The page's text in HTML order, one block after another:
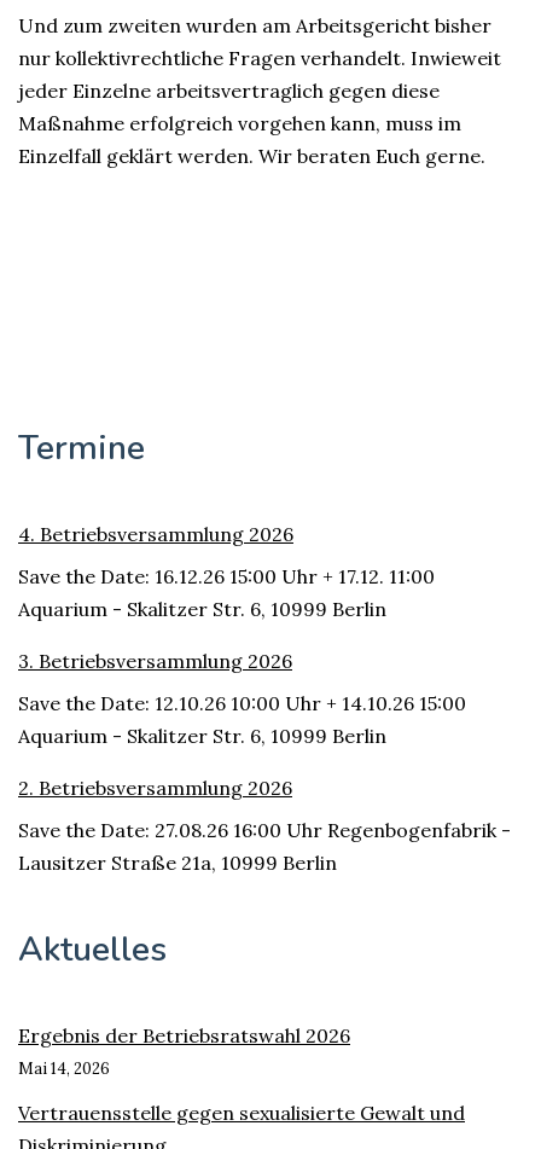
Und zum zweiten wurden am Arbeitsgericht bisher
nur kollektivrechtliche Fragen verhandelt. Inwieweit
jeder Einzelne arbeitsvertraglich gegen diese
Maßnahme erfolgreich vorgehen kann, muss im
Einzelfall geklärt werden. Wir beraten Euch gerne.
Termine
4. Betriebsversammlung 2026
Save the Date: 16.12.26 15:00 Uhr + 17.12. 11:00
Aquarium - Skalitzer Str. 6, 10999 Berlin
3. Betriebsversammlung 2026
Save the Date: 12.10.26 10:00 Uhr + 14.10.26 15:00
Aquarium - Skalitzer Str. 6, 10999 Berlin
2. Betriebsversammlung 2026
Save the Date: 27.08.26 16:00 Uhr Regenbogenfabrik -
Lausitzer Straße 21a, 10999 Berlin
Aktuelles
Ergebnis der Betriebsratswahl 2026
Mai 14, 2026
Vertrauensstelle gegen sexualisierte Gewalt und